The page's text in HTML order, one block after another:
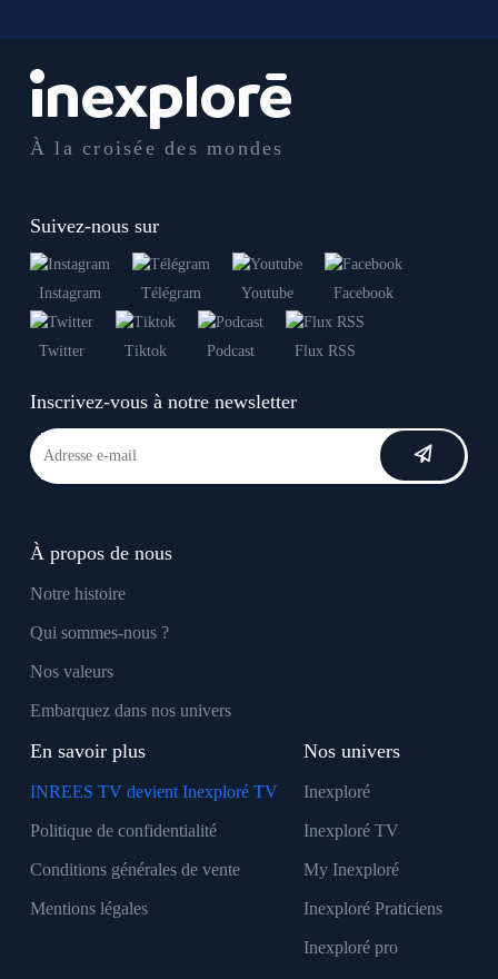
À la croisée des mondes
Suivez-nous sur
Instagram Télégram Youtube Facebook
Twitter Tiktok Podcast Flux RSS
Inscrivez-vous à notre newsletter
À propos de nous
Notre histoire
Qui sommes-nous ?
Nos valeurs
Embarquez dans nos univers
En savoir plus
INREES TV devient Inexploré TV
Politique de confidentialité
Conditions générales de vente
Mentions légales
Nos univers
Inexploré
Inexploré TV
My Inexploré
Inexploré Praticiens
Inexploré pro